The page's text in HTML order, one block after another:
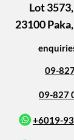
Lot
23100
09-
09-827
+6019-